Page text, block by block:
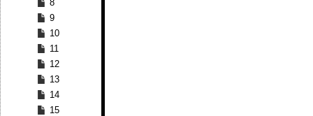
8
9
10
11
12
13
14
15